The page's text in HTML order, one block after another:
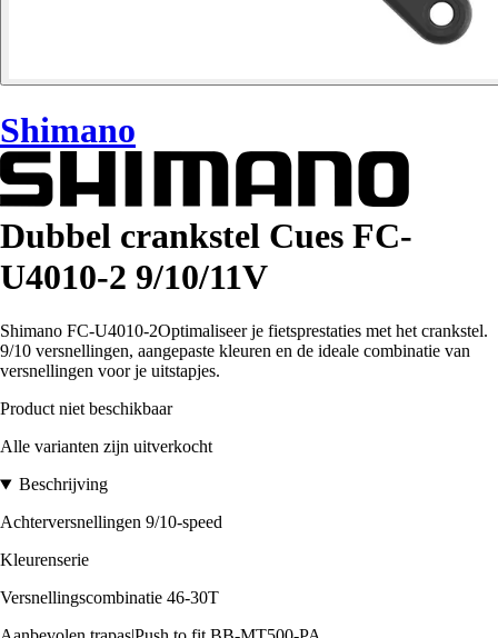
Shimano
Dubbel crankstel Cues FC-
U4010-2 9/10/11V
Shimano FC-U4010-2Optimaliseer je fietsprestaties met het crankstel.
9/10 versnellingen, aangepaste kleuren en de ideale combinatie van
versnellingen voor je uitstapjes.
Product niet beschikbaar
Alle varianten zijn uitverkocht
Beschrijving
Achterversnellingen 9/10-speed
Kleurenserie
Versnellingscombinatie 46-30T